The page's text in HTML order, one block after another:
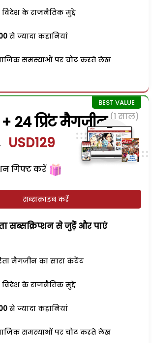
के राजनैतिक मुद्दे
से ज्यादा कहानियां
समस्याओं पर चोट करते लेख
24 प्रिंट मैगजीन (1 साल)
USD129
गिफ्ट करें
सब्सक्राइब करें
सब्सक्रिप्शन से जुड़ेें और पाएं
मैगजीन का सारा कंटेंट
के राजनैतिक मुद्दे
से ज्यादा कहानियां
समस्याओं पर चोट करते लेख